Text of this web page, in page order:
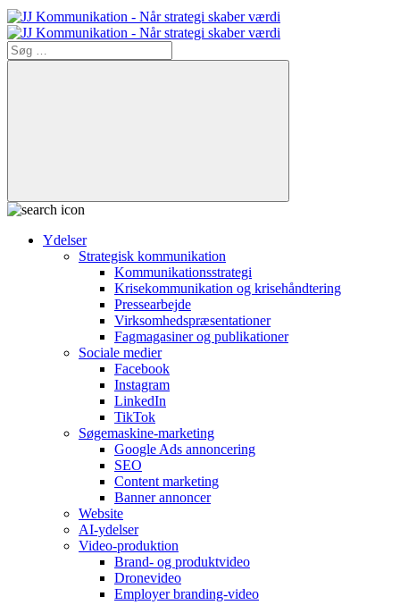
Søg
efter:
Ydelser
Strategisk kommunikation
Kommunikationsstrategi
Krisekommunikation og krisehåndtering
Pressearbejde
Virksomheds­præsentationer
Fagmagasiner og publikationer
Sociale medier
Facebook
Instagram
LinkedIn
TikTok
Søgemaskine-marketing
Google Ads annoncering
SEO
Content marketing
Banner annoncer
Website
AI-ydelser
Video-produktion
Brand- og produktvideo
Dronevideo
Employer branding-video